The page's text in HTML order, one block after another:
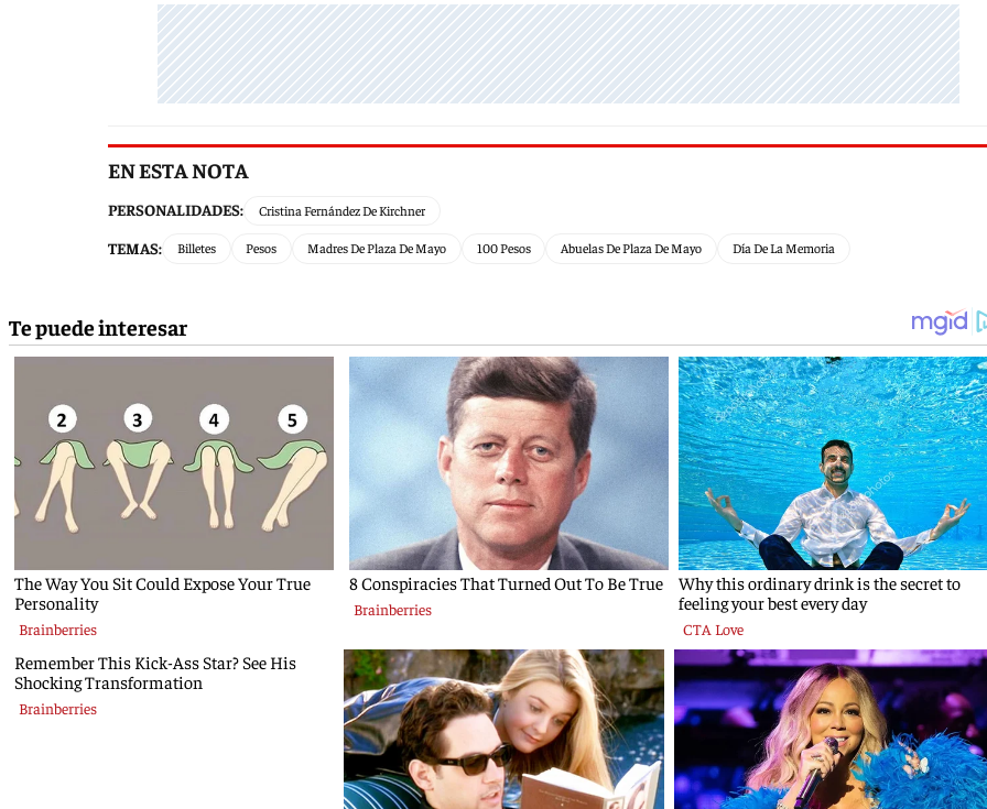
EN ESTA NOTA
PERSONALIDADES: Cristina Fernández De Kirchner
TEMAS: Billetes Pesos Madres De Plaza De Mayo 100 Pesos Abuelas De Plaza De Mayo Día De La Memoria